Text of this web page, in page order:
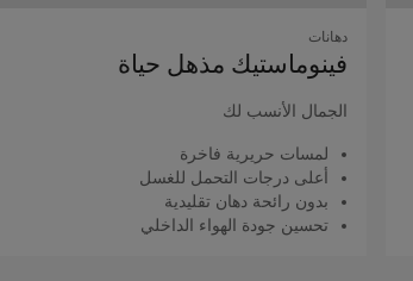
دهانات
فينوماستيك مذهل حياة
الجمال الأنسب لك
لمسات حريرية فاخرة
أعلى درجات التحمل للغسل
بدون رائحة دهان تقليدية
تحسين جودة الهواء الداخلي